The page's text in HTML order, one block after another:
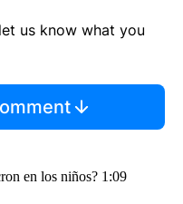
us know what you
en los niños? 1:09